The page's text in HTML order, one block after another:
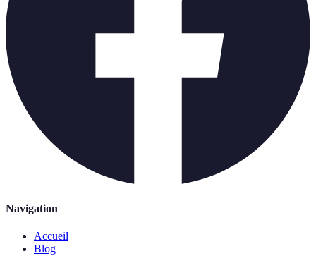
Navigation
Accueil
Blog